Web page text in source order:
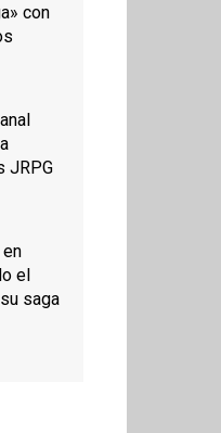
con
JRPG
el
saga